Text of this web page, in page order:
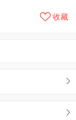
收藏